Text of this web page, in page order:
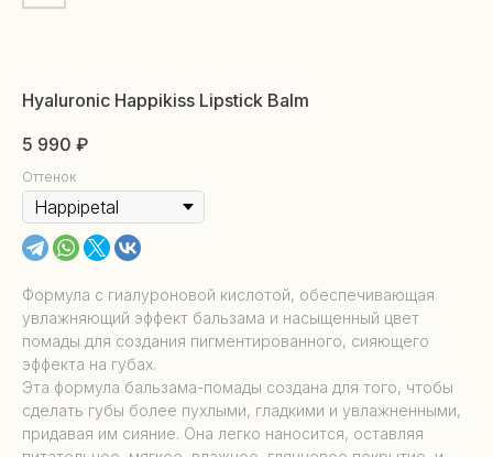
Hyaluronic Happikiss Lipstick Balm
5 990 ₽
Оттенок
Формула с гиалуроновой кислотой, обеспечивающая
увлажняющий эффект бальзама и насыщенный цвет
помады для создания пигментированного, сияющего
эффекта на губах.
Эта формула бальзама-помады создана для того, чтобы
сделать губы более пухлыми, гладкими и увлажненными,
придавая им сияние. Она легко наносится, оставляя